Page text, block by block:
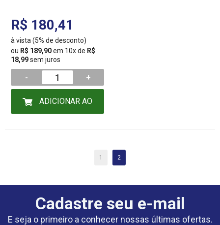
R$ 180,41
à vista (5% de desconto)
ou R$ 189,90em 10x de R$
18,99sem juros
- +
1 2
Cadastre seu e-mail
E seja o primeiro a conhecer nossas últimas ofertas.